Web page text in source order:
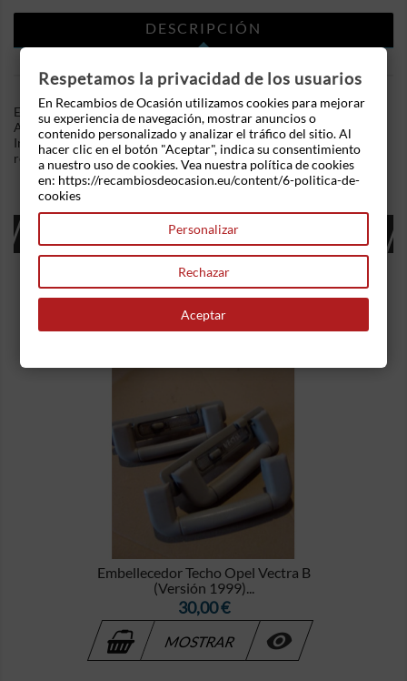
DESCRIPCIÓN
En Recambios de Ocasion disponemos de Mando calefaccion /
A/A Renault Megane II (2002-2009) 1.5 dCi (82 cv) .Referencia
Interna: 04021726482926. Ademas, disponemos de mas
recambios, si tiene cualquier duda consultenos.
16 OTROS PRODUCTOS EN LA MISMA
CATEGORÍA:
Embellecedor Techo Opel Vectra B
(Versión 1999)...
Precio
30,00 €
MOSTRAR 
Respetamos la privacidad de los usuarios
En Recambios de Ocasión utilizamos cookies para mejorar
su experiencia de navegación, mostrar anuncios o
contenido personalizado y analizar el tráfico del sitio. Al
hacer clic en el botón "Aceptar", indica su consentimiento
a nuestro uso de cookies. Vea nuestra política de cookies
en: https://recambiosdeocasion.eu/content/6-politica-de-
cookies
Personalizar
Rechazar
Aceptar